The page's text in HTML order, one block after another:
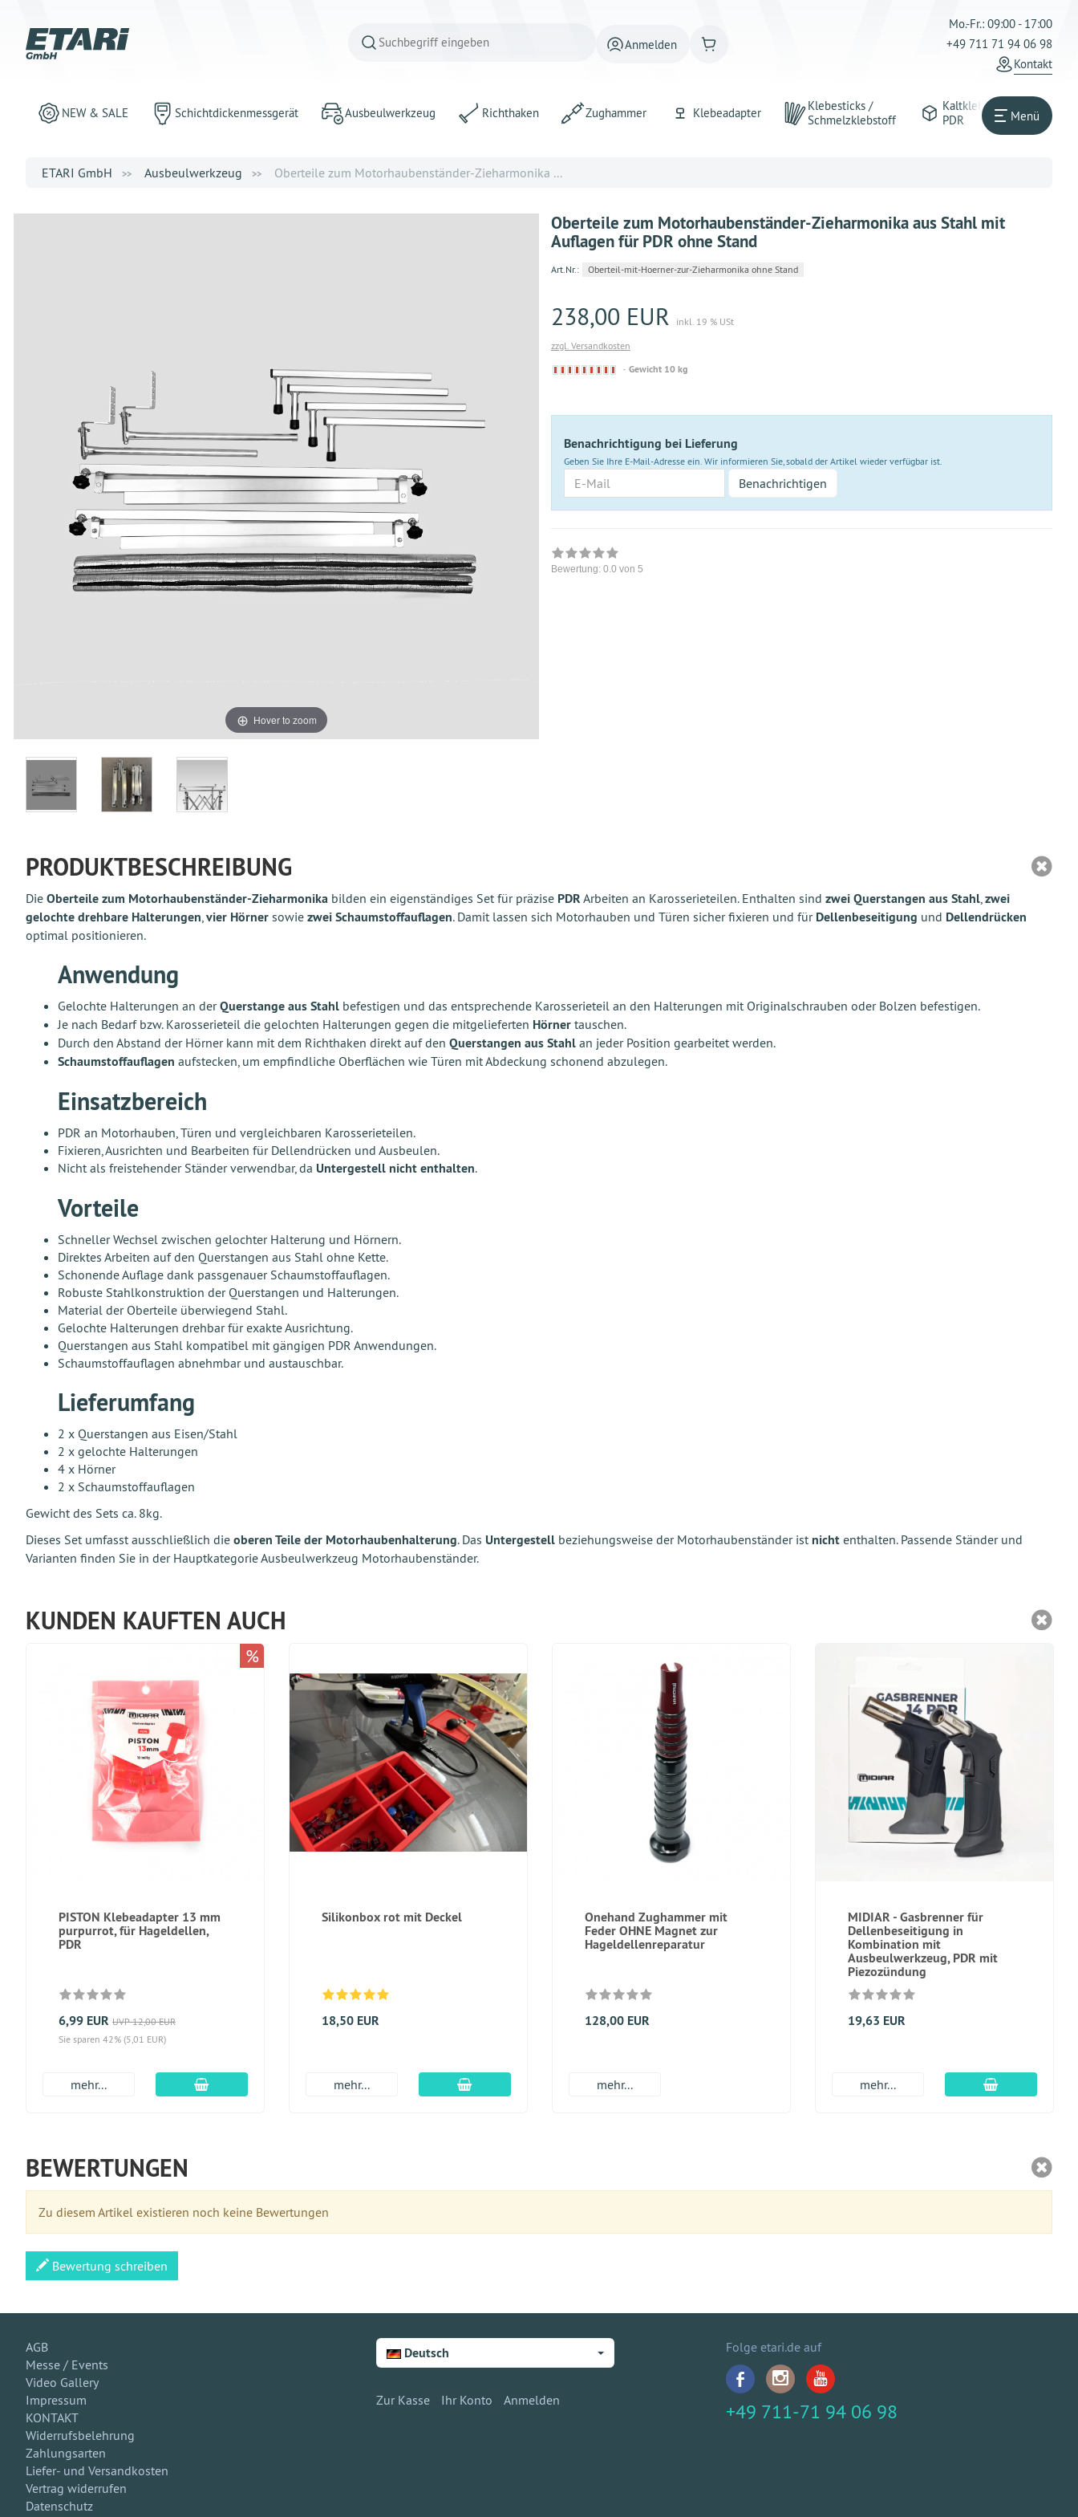
Anmelden
Mo.-Fr.: 09:00 - 17:00
+49 711 71 94 06 98
Kontakt
NEW & SALE Schichtdickenmessgerät Ausbeulwerkzeug Richthaken Zughammer Klebeadapter
Klebesticks /
Schmelzklebstoff
Kaltkleber
PDR
Menü
ETARI GmbH Ausbeulwerkzeug Oberteile zum Motorhaubenständer-Zieharmonika ...
Hover to zoom
Oberteile zum Motorhaubenständer-Zieharmonika aus Stahl mit
Auflagen für PDR ohne Stand
Art.Nr.: Oberteil-mit-Hoerner-zur-Zieharmonika ohne Stand
238,00 EUR
inkl. 19 % USt
zzgl. Versandkosten
Derzeit
Gewicht 10 kg
Benachrichtigung bei Lieferung
Geben Sie Ihre E-Mail-Adresse ein. Wir informieren Sie, sobald der Artikel wieder verfügbar ist.
Mail
Benachrichtigen
Bewertung: 0.0 von 5
PRODUKTBESCHREIBUNG
Die Oberteile zum Motorhaubenständer-Zieharmonika bilden ein eigenständiges Set für präzise PDRArbeiten an Karosserieteilen. Enthalten sind zwei Querstangen aus Stahl,zwei
gelochte drehbare Halterungen,vier Hörner sowie zwei Schaumstoffauflagen. Damit lassen sich Motorhauben und Türen sicher fixieren und für Dellenbeseitigung und Dellendrücken
optimal positionieren.
Anwendung
Gelochte Halterungen an derQuerstange aus Stahl befestigen und das entsprechende Karosserieteil an den Halterungen mit Originalschrauben oder Bolzen befestigen.
Je nach Bedarf bzw. Karosserieteil die gelochten Halterungen gegen die mitgelieferten Hörner tauschen.
Durch den Abstand der Hörner kann mit dem Richthaken direkt auf den Querstangen aus Stahl an jeder Position gearbeitet werden.
Schaumstoffauflagen aufstecken, um empfindliche Oberflächen wie Türen mit Abdeckung schonend abzulegen.
Einsatzbereich
PDR an Motorhauben, Türen und vergleichbaren Karosserieteilen.
Fixieren, Ausrichten und Bearbeiten für Dellendrücken und Ausbeulen.
Nicht als freistehender Ständer verwendbar, da Untergestell nicht enthalten.
Vorteile
Schneller Wechsel zwischen gelochter Halterung und Hörnern.
Direktes Arbeiten auf den Querstangen aus Stahl ohne Kette.
Schonende Auflage dank passgenauer Schaumstoffauflagen.
Robuste Stahlkonstruktion der Querstangen und Halterungen.
Material der Oberteile überwiegend Stahl.
Gelochte Halterungen drehbar für exakte Ausrichtung.
Querstangen aus Stahl kompatibel mit gängigen PDR Anwendungen.
Schaumstoffauflagen abnehmbar und austauschbar.
Lieferumfang
2 x Querstangen aus Eisen/Stahl
2 x gelochte Halterungen
4 x Hörner
2 x Schaumstoffauflagen
Gewicht des Sets ca. 8kg.
Dieses Set umfasst ausschließlich die oberen Teile der Motorhaubenhalterung. Das Untergestell beziehungsweise der Motorhaubenständer ist nicht enthalten. Passende Ständer und
Varianten finden Sie in der Hauptkategorie Ausbeulwerkzeug Motorhaubenständer.
KUNDEN KAUFTEN AUCH
PISTON Klebeadapter 13 mm
purpurrot, für Hageldellen,
PDR
6,99 EUR UVP 12,00 EUR
Sie sparen 42% (5,01 EUR)
mehr... In den Warenkorb
%
Silikonbox rot mit Deckel
18,50 EUR
mehr... In den Warenkorb
Onehand Zughammer mit
Feder OHNE Magnet zur
Hageldellenreparatur
128,00 EUR
mehr...
MIDIAR - Gasbrenner für
Dellenbeseitigung in
Kombination mit
Ausbeulwerkzeug, PDR mit
Piezozündung
19,63 EUR
mehr... In den
BEWERTUNGEN
Zu diesem Artikel existieren noch keine Bewertungen
Bewertung schreiben
AGB
Messe / Events
Video Gallery
Impressum
KONTAKT
Widerrufsbelehrung
Zahlungsarten
Liefer- und Versandkosten
Vertrag widerrufen
Datenschutz
Deutsch
Zur Kasse Ihr Konto Anmelden
Folge etari.de auf
+49 711-71 94 06 98